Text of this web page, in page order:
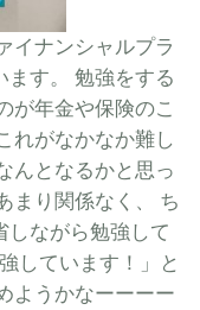
イナンシャルプラ
す。 勉強をする
が年金や保険のこ
れがなかなか難し
んとなるかと思っ
まり関係なく、 ち
しながら勉強して
しています！」と
ようかなーーーー